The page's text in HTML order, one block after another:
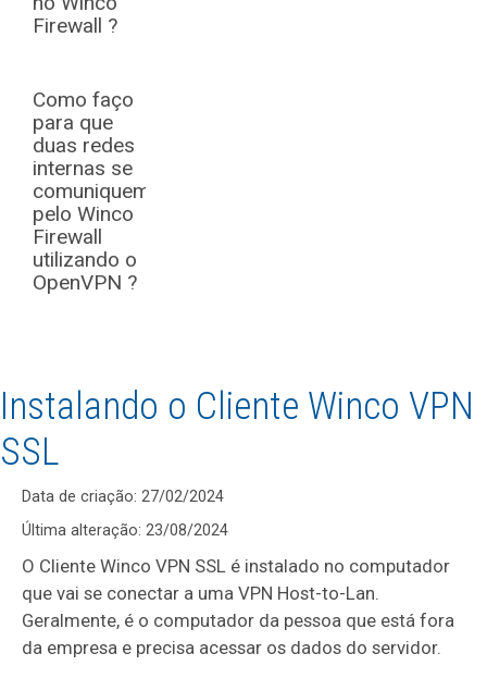
Firewall ?
Como faço
para que
duas redes
internas se
comuniquem
pelo Winco
Firewall
utilizando o
OpenVPN ?
Instalando o Cliente Winco VPN
SSL
Data de criação: 27/02/2024
Última alteração: 23/08/2024
O Cliente Winco VPN SSL é instalado no computador
que vai se conectar a uma VPN Host-to-Lan.
Geralmente, é o computador da pessoa que está fora
da empresa e precisa acessar os dados do servidor.